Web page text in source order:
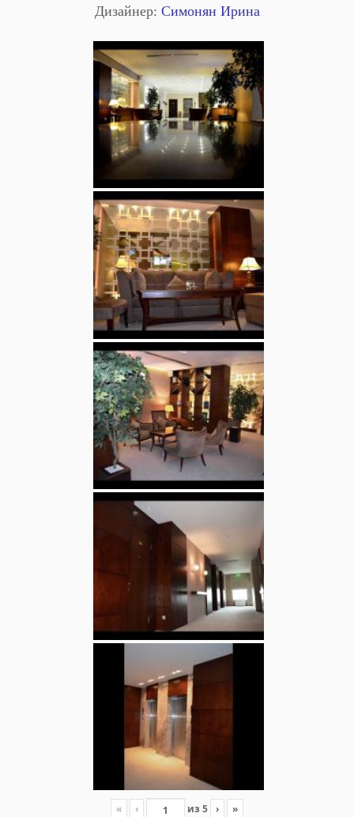
Дизайнер: Симонян Ирина
« ‹ из 5 › »